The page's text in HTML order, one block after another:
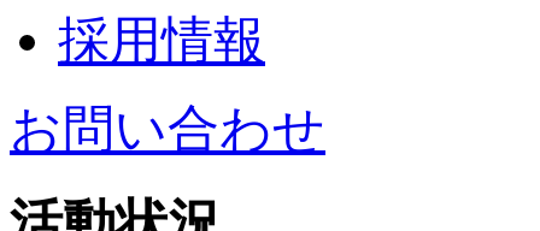
採用情報
お問い合わせ